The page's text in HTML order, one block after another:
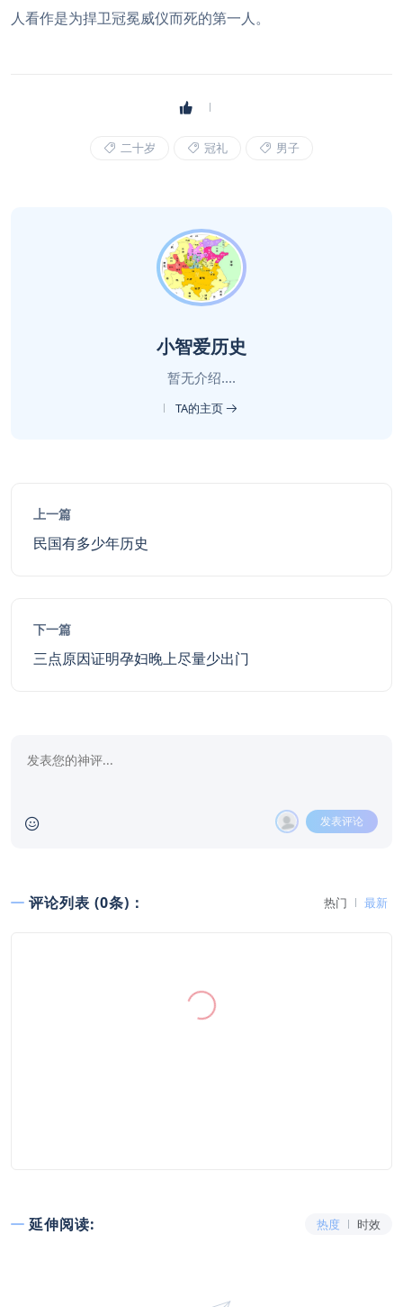
人看作是为捍卫冠冕威仪而死的第一人。
二十岁 冠礼 男子
小智爱历史
暂无介绍....
TA的主页
上一篇
民国有多少年历史
下一篇
三点原因证明孕妇晚上尽量少出门
发表评论
评论列表 (0条)： 热门 最新
延伸阅读: 热度 时效